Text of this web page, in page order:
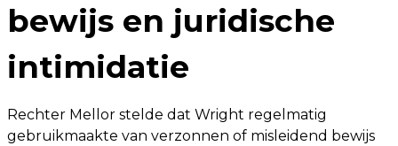
bewijs en juridische
intimidatie
Rechter Mellor stelde dat Wright regelmatig
gebruikmaakte van verzonnen of misleidend bewijs